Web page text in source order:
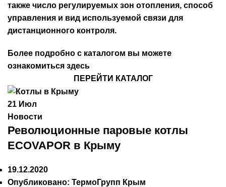
также число регулируемых зон отопления, способ
управления и вид используемой связи для
дистанционного контроля.
Более подробно с каталогом вы можете
ознакомиться здесь
ПЕРЕЙТИ КАТАЛОГ
21 Июл
Новости
Революционные паровые котлы
ECOVAPOR в Крыму
19.12.2020
Опубликовано: ТермоГрупп Крым